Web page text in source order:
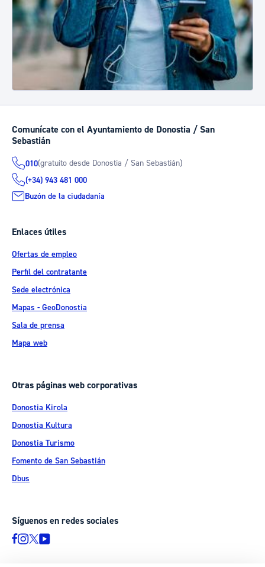
Comunícate con el Ayuntamiento de Donostia / San
Sebastián
010(gratuito desde Donostia / San Sebastián)
(+34) 943 481 000
Buzón de la ciudadanía
Enlaces útiles
Ofertas de empleo
Perfil del contratante
Sede electrónica
Mapas - GeoDonostia
Sala de prensa
Mapa web
Otras páginas web corporativas
Donostia Kirola
Donostia Kultura
Donostia Turismo
Fomento de San Sebastián
Dbus
Síguenos en redes sociales